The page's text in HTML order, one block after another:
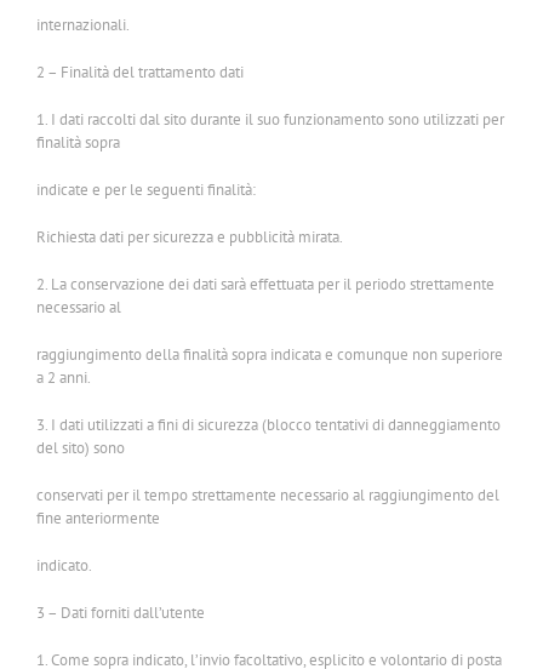
internazionali.
2 – Finalità del trattamento dati
1. I dati raccolti dal sito durante il suo funzionamento sono utilizzati per
finalità sopra
indicate e per le seguenti finalità:
Richiesta dati per sicurezza e pubblicità mirata.
2. La conservazione dei dati sarà effettuata per il periodo strettamente
necessario al
raggiungimento della finalità sopra indicata e comunque non superiore
a 2 anni.
3. I dati utilizzati a fini di sicurezza (blocco tentativi di danneggiamento
del sito) sono
conservati per il tempo strettamente necessario al raggiungimento del
fine anteriormente
indicato.
3 – Dati forniti dall’utente
1. Come sopra indicato, l’invio facoltativo, esplicito e volontario di posta